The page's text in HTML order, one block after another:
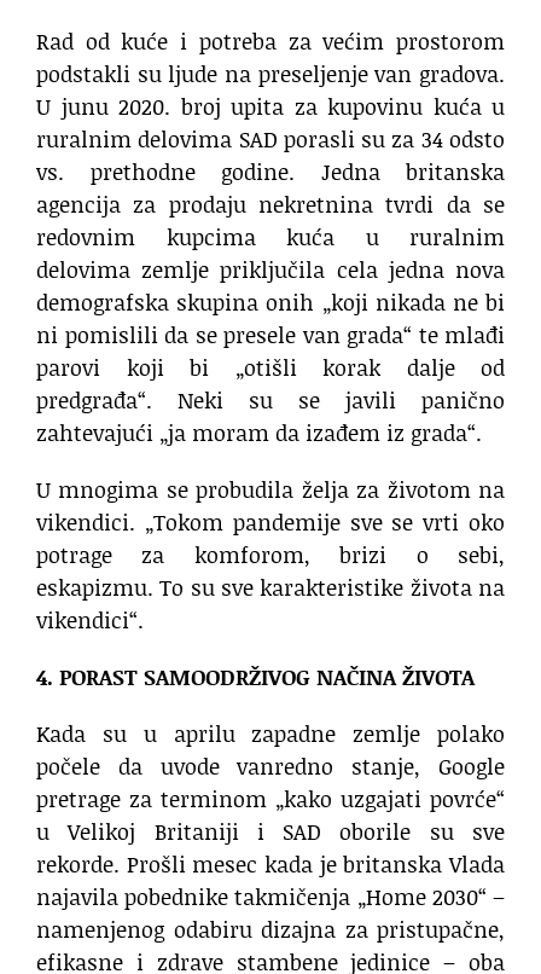
Rad od kuće i potreba za većim prostorom
podstakli su ljude na preseljenje van gradova.
U junu 2020. broj upita za kupovinu kuća u
ruralnim delovima SAD porasli su za 34 odsto
vs. prethodne godine. Jedna britanska
agencija za prodaju nekretnina tvrdi da se
redovnim kupcima kuća u ruralnim
delovima zemlje priključila cela jedna nova
demografska skupina onih „koji nikada ne bi
ni pomislili da se presele van grada“ te mlađi
parovi koji bi „otišli korak dalje od
predgrađa“. Neki su se javili panično
zahtevajući „ja moram da izađem iz grada“.
U mnogima se probudila želja za životom na
vikendici. „Tokom pandemije sve se vrti oko
potrage za komforom, brizi o sebi,
eskapizmu. To su sve karakteristike života na
vikendici“.
4. PORAST SAMOODRŽIVOG NAČINA ŽIVOTA
Kada su u aprilu zapadne zemlje polako
počele da uvode vanredno stanje, Google
pretrage za terminom „kako uzgajati povrće“
u Velikoj Britaniji i SAD oborile su sve
rekorde. Prošli mesec kada je britanska Vlada
najavila pobednike takmičenja „Home 2030“ –
namenjenog odabiru dizajna za pristupačne,
efikasne i zdrave stambene jedinice – oba